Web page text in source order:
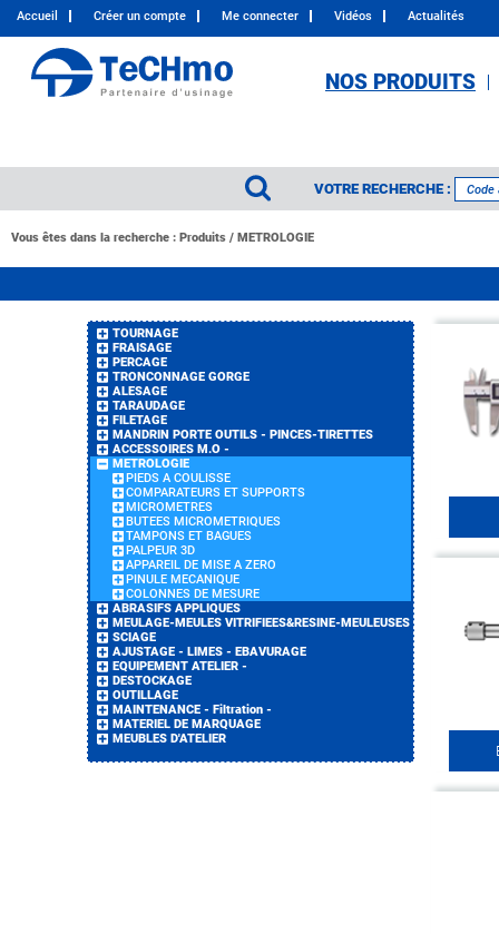
Accueil Créer un compte Me connecter Vidéos Actualités
NOS PRODUITS
VOTRE RECHERCHE :
Vous êtes dans la recherche : Produits / METROLOGIE
TOURNAGE
FRAISAGE
PERCAGE
TRONCONNAGE GORGE
ALESAGE
TARAUDAGE
FILETAGE
MANDRIN PORTE OUTILS - PINCES-TIRETTES
ACCESSOIRES M.O -
METROLOGIE
PIEDS A COULISSE
COMPARATEURS ET SUPPORTS
MICROMETRES
BUTEES MICROMETRIQUES
TAMPONS ET BAGUES
PALPEUR 3D
APPAREIL DE MISE A ZERO
PINULE MECANIQUE
COLONNES DE MESURE
ABRASIFS APPLIQUES
MEULAGE-MEULES VITRIFIEES&RESINE-MEULEUSES
SCIAGE
AJUSTAGE - LIMES - EBAVURAGE
EQUIPEMENT ATELIER -
DESTOCKAGE
OUTILLAGE
MAINTENANCE - Filtration -
MATERIEL DE MARQUAGE
MEUBLES D'ATELIER